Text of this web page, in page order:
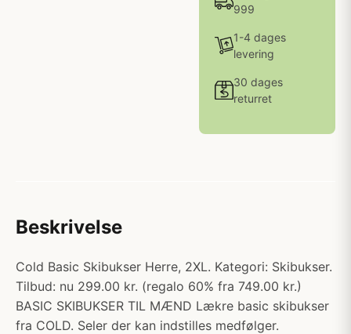
999
1-4 dages
levering
30 dages
returret
Beskrivelse
Cold Basic Skibukser Herre, 2XL. Kategori: Skibukser.
Tilbud: nu 299.00 kr. (regalo 60% fra 749.00 kr.)
BASIC SKIBUKSER TIL MÆND Lækre basic skibukser
fra COLD. Seler der kan indstilles medfølger.